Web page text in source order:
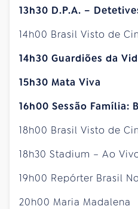
13h30 D.P.A. –
14h00 Brasil Visto de
14h30 Guardiões da
15h30 Mata Viva
16h00 Sessão Família:
18h00 Brasil Visto de
18h30 Stadium – Ao
19h00 Repórter Brasil
20h00 Maria Madalena